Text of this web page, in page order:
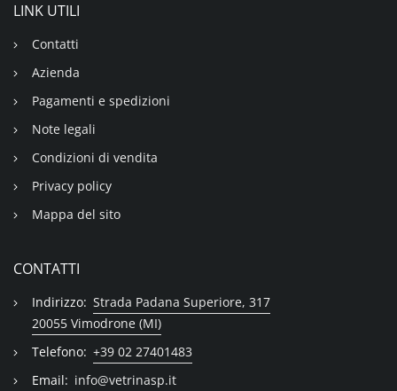
LINK UTILI
Contatti
Azienda
Pagamenti e spedizioni
Note legali
Condizioni di vendita
Privacy policy
Mappa del sito
CONTATTI
Indirizzo: Strada Padana Superiore, 317
20055 Vimodrone (MI)
Telefono: +39 02 27401483
Email: info@vetrinasp.it